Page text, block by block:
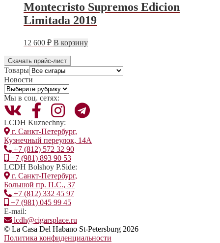
Montecristo Supremos Edicion
Limitada 2019
12 600 ₽ В корзинуЭтот
несколько
вариаций.
выбрать
на
Скачать прайс-лист
Товары
Новости
Новости
Мы в соц. сетях:
LCDH Kuznechny:
г. Санкт-Петербург,
Кузнечный переулок, 14А
+7 (812) 572 32 90
+7 (981) 893 90 53
LCDH Bolshoy P.Side:
г. Санкт-Петербург,
Большой пр. П.С., 37
+7 (812) 332 45 97
+7 (981) 045 99 45
E-mail:
lcdh@cigarsplace.ru
© La Casa Del Habano St-Petersburg 2026
Политика конфиденциальности